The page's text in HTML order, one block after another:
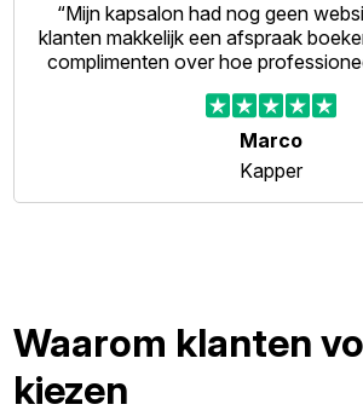
“Mijn kapsalon had nog geen
klanten makkelijk een afspraak
complimenten over hoe
Marco
Kapper
Waarom klanten
kiezen